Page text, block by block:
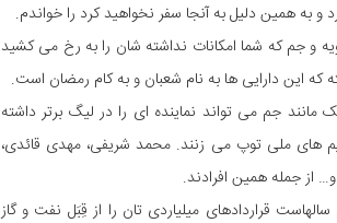
به همین دلیل به آنجا سفر نخواهید کرد را خواندم.
و جم که شما امکانات نداشته شان را به رخ می کشید
که این دارایی ها به نام شعبان و به کام رمضان است.
جم می تواند نماینده ای را در لیگ برتر داشته
های ملی توپ می زنند. محمد شریفی، مهدی قائدی،
از جمله همین افرادند.
قراردادهای میلیاردی تان را از قِبَل نفت و گاز